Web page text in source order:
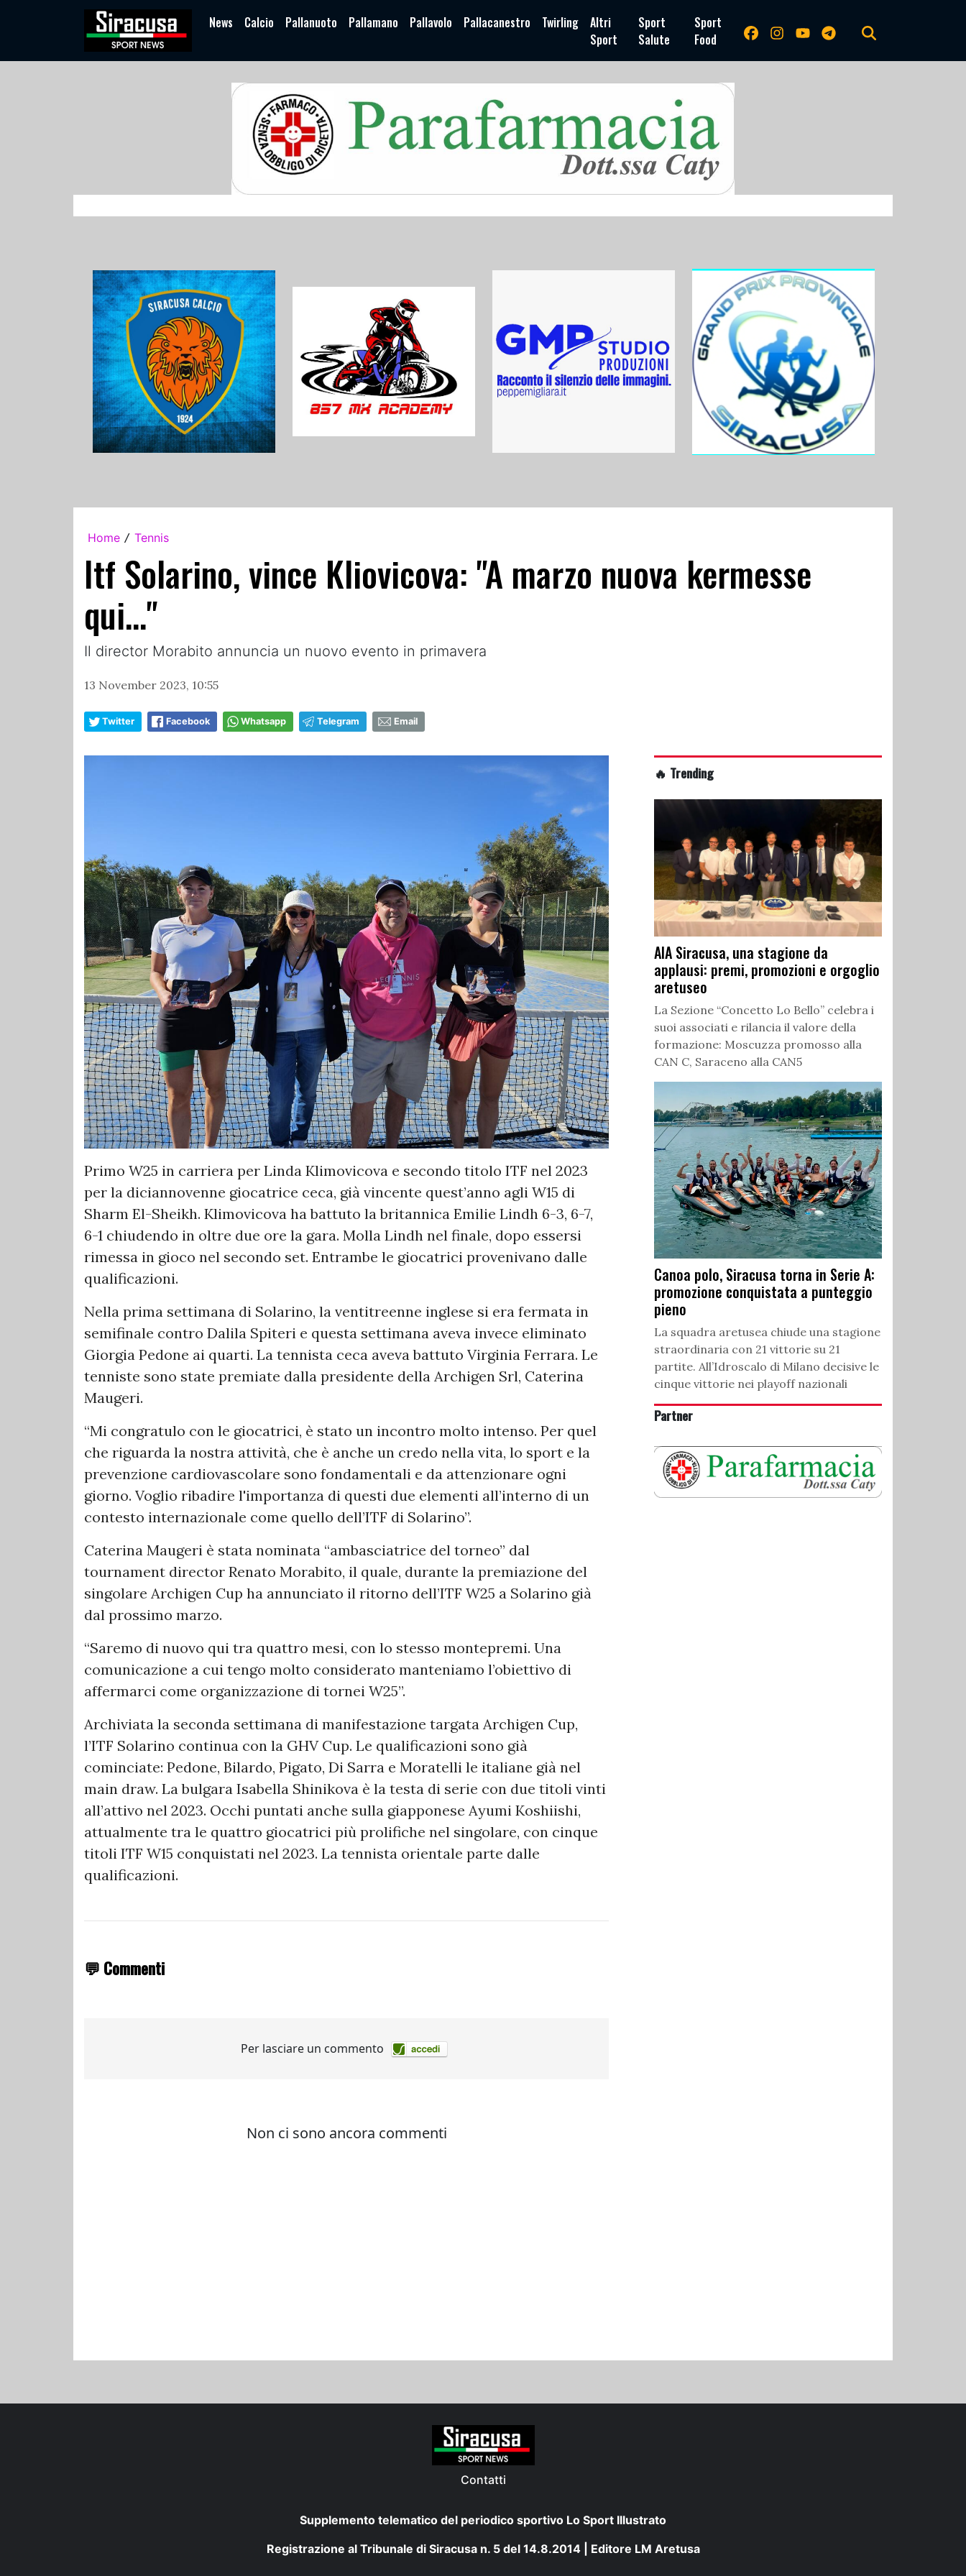
News Calcio Pallanuoto Pallamano Pallavolo Pallacanestro Twirling
Altri
Sport
Sport
Salute
Sport
Food
Home / Tennis
Itf Solarino, vince Kliovicova: "A marzo nuova kermesse
qui..."
Il director Morabito annuncia un nuovo evento in primavera
13 November 2023, 10:55
Twitter Facebook Whatsapp Telegram Email
Primo W25 in carriera per Linda Klimovicova e secondo titolo ITF nel 2023
per la diciannovenne giocatrice ceca, già vincente quest’anno agli W15 di
Sharm El-Sheikh. Klimovicova ha battuto la britannica Emilie Lindh 6-3, 6-7,
6-1 chiudendo in oltre due ore la gara. Molla Lindh nel finale, dopo essersi
rimessa in gioco nel secondo set. Entrambe le giocatrici provenivano dalle
qualificazioni.
Nella prima settimana di Solarino, la ventitreenne inglese si era fermata in
semifinale contro Dalila Spiteri e questa settimana aveva invece eliminato
Giorgia Pedone ai quarti. La tennista ceca aveva battuto Virginia Ferrara. Le
tenniste sono state premiate dalla presidente della Archigen Srl, Caterina
Maugeri.
“Mi congratulo con le giocatrici, è stato un incontro molto intenso. Per quel
che riguarda la nostra attività, che è anche un credo nella vita, lo sport e la
prevenzione cardiovascolare sono fondamentali e da attenzionare ogni
giorno. Voglio ribadire l'importanza di questi due elementi all’interno di un
contesto internazionale come quello dell’ITF di Solarino”.
Caterina Maugeri è stata nominata “ambasciatrice del torneo” dal
tournament director Renato Morabito, il quale, durante la premiazione del
singolare Archigen Cup ha annunciato il ritorno dell’ITF W25 a Solarino già
dal prossimo marzo.
“Saremo di nuovo qui tra quattro mesi, con lo stesso montepremi. Una
comunicazione a cui tengo molto considerato manteniamo l’obiettivo di
affermarci come organizzazione di tornei W25”.
Archiviata la seconda settimana di manifestazione targata Archigen Cup,
l’ITF Solarino continua con la GHV Cup. Le qualificazioni sono già
cominciate: Pedone, Bilardo, Pigato, Di Sarra e Moratelli le italiane già nel
main draw. La bulgara Isabella Shinikova è la testa di serie con due titoli vinti
all’attivo nel 2023. Occhi puntati anche sulla giapponese Ayumi Koshiishi,
attualmente tra le quattro giocatrici più prolifiche nel singolare, con cinque
titoli ITF W15 conquistati nel 2023. La tennista orientale parte dalle
qualificazioni.
💬 Commenti
🔥 Trending
AIA Siracusa, una stagione da
applausi: premi, promozioni e orgoglio
aretuseo
La Sezione “Concetto Lo Bello” celebra i
suoi associati e rilancia il valore della
formazione: Moscuzza promosso alla
CAN C, Saraceno alla CAN5
Canoa polo, Siracusa torna in Serie A:
promozione conquistata a punteggio
pieno
La squadra aretusea chiude una stagione
straordinaria con 21 vittorie su 21
partite. All’Idroscalo di Milano decisive le
cinque vittorie nei playoff nazionali
Partner
Contatti
Supplemento telematico del periodico sportivo Lo Sport Illustrato
Registrazione al Tribunale di Siracusa n. 5 del 14.8.2014 | Editore LM Aretusa